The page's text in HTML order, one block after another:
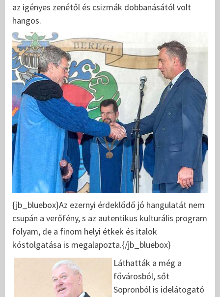
az igényes zenétől és csizmák dobbanásától volt
hangos.
{jb_bluebox}Az ezernyi érdeklődő jó hangulatát nem
csupán a verőfény, s az autentikus kulturális program
folyam, de a finom helyi étkek és italok
kóstolgatása is megalapozta.{/jb_bluebox}
Láthatták a még a
fővárosból, sőt
Sopronból is idelátogató